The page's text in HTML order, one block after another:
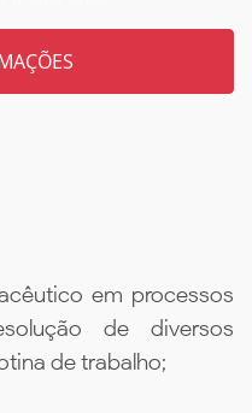
em processos
de diversos
de trabalho;